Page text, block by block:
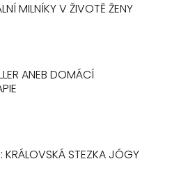
MILNÍKY V ŽIVOTĚ ŽENY
ANEB DOMÁCÍ
KRÁLOVSKÁ STEZKA JÓGY